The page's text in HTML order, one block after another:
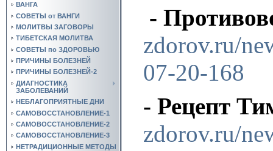
ВАНГА
СОВЕТЫ от ВАНГИ
МОЛИТВЫ ЗАГОВОРЫ
ТИБЕТСКАЯ МОЛИТВА
СОВЕТЫ по ЗДОРОВЬЮ
ПРИЧИНЫ БОЛЕЗНЕЙ
ПРИЧИНЫ БОЛЕЗНЕЙ-2
ДИАГНОСТИКА
ЗАБОЛЕВАНИЙ
НЕБЛАГОПРИЯТНЫЕ ДНИ
САМОВОССТАНОВЛЕНИЕ-1
САМОВОССТАНОВЛЕНИЕ-2
САМОВОССТАНОВЛЕНИЕ-3
НЕТРАДИЦИОННЫЕ МЕТОДЫ
-
zdorov.ru/
07-20-168
- Рецепт
zdorov.ru/